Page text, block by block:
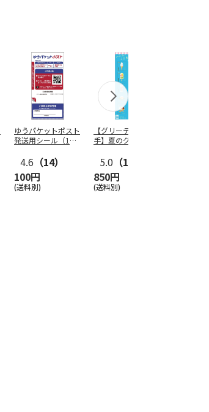
ゆうパケットポスト
発送用シール（1個
4.6 （14）
100円
(送料別)
【グリーティング切
手】夏のグリーティ
5.0 （10）
850円
(送料別)